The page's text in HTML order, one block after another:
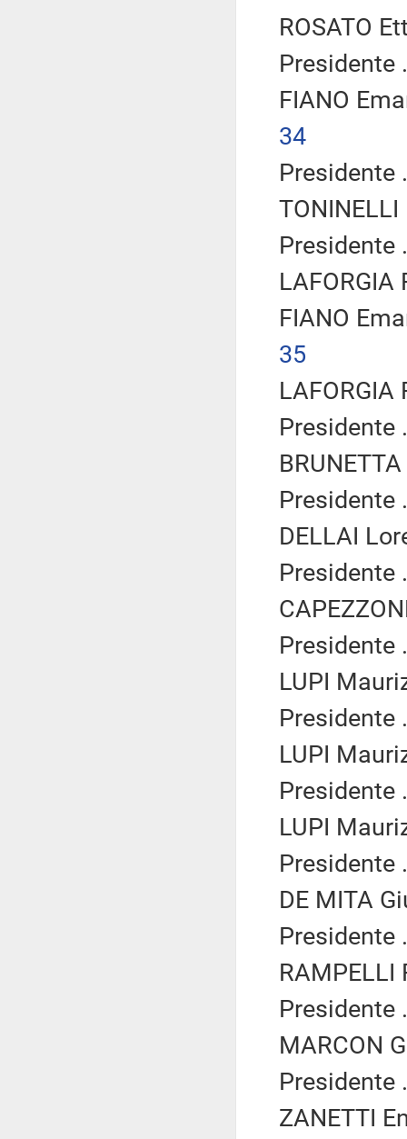
ROSATO
Presidente
FIANO
34
Presidente
Presidente
FIANO
35
Presidente
Presidente
DELLAI
Presidente
Presidente
LUPI
Presidente
LUPI
Presidente
LUPI
Presidente
DE MITA
Presidente
RAMPELLI
Presidente
MARCON
Presidente
ZANETTI